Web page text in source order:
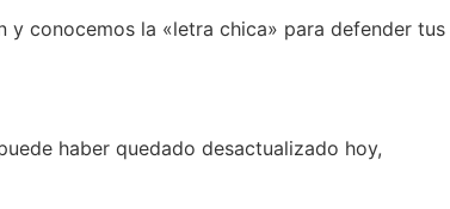
conocemos la «letra chica» para defender tus
haber quedado desactualizado hoy,